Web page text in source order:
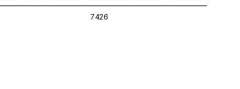
7426